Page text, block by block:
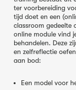
ter voorbereiding
tijd doet en een
classroom gedeelte
online module vind
behandelen. Deze
en zelfreflectie
aan bod:
Een model voor